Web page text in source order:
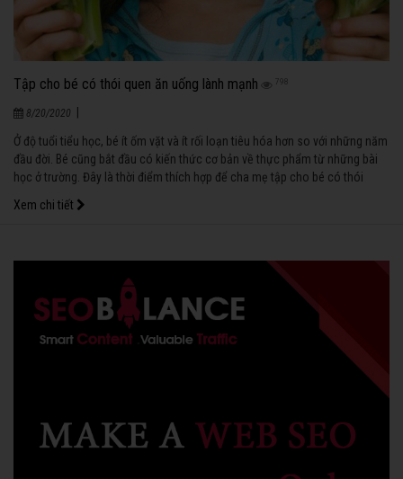
Tập cho bé có thói quen ăn uống lành mạnh 798
8/20/2020
Ở độ tuổi tiểu học, bé ít ốm vặt và ít rối loạn tiêu hóa hơn so với những năm
đầu đời. Bé cũng bắt đầu có kiến thức cơ bản về thực phẩm từ những bài
học ở trường. Đây là thời điểm thích hợp để cha mẹ tập cho bé có thói
Xem chi tiết